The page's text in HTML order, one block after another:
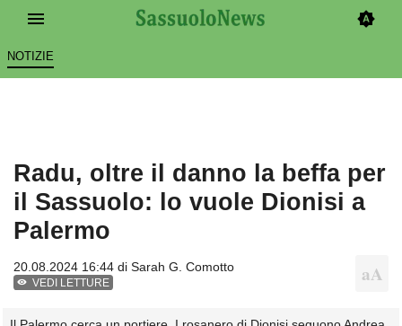
NOTIZIE
Radu, oltre il danno la beffa per
il Sassuolo: lo vuole Dionisi a
Palermo
20.08.2024 16:44 di Sarah G. Comotto
VEDI LETTURE